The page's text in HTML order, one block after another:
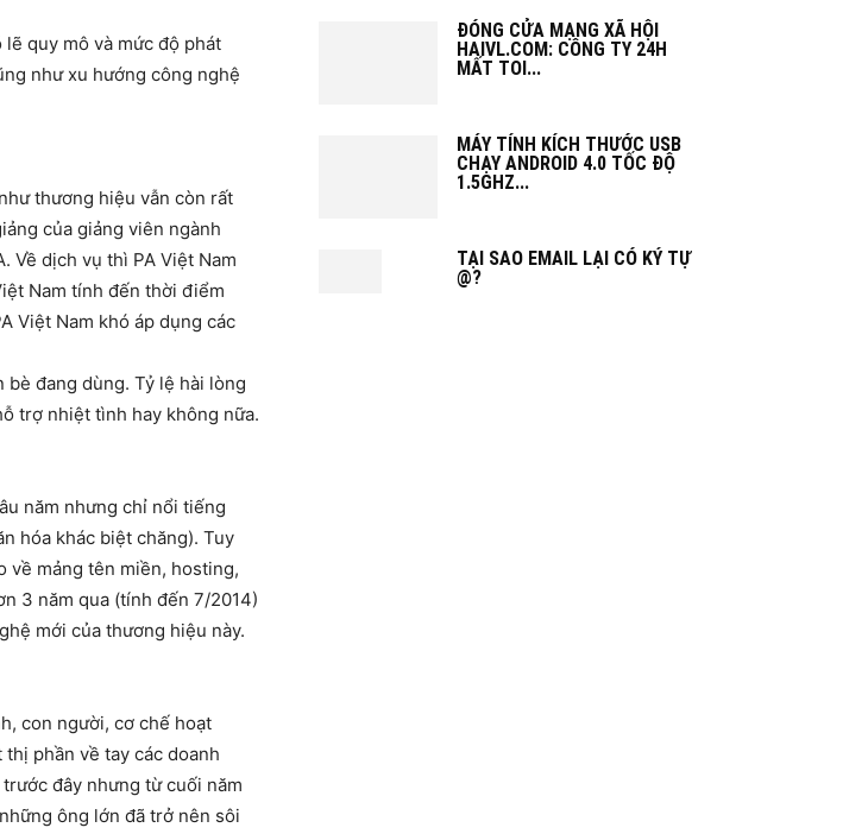
quy mô và mức độ phát
như xu hướng công nghệ
thương hiệu vẫn còn rất
của giảng viên ngành
Về dịch vụ thì PA Việt Nam
Nam tính đến thời điểm
Việt Nam khó áp dụng các
bè đang dùng. Tỷ lệ hài lòng
trợ nhiệt tình hay không nữa.
năm nhưng chỉ nổi tiếng
hóa khác biệt chăng). Tuy
về mảng tên miền, hosting,
3 năm qua (tính đến 7/2014)
mới của thương hiệu này.
con người, cơ chế hoạt
phần về tay các doanh
đây nhưng từ cuối năm
ông lớn đã trở nên sôi
ĐÓNG CỬA MẠNG XÃ HỘI
HAIVL.COM: CÔNG TY 24H
MẤT TOI...
MÁY TÍNH KÍCH THƯỚC USB
CHẠY ANDROID 4.0 TỐC ĐỘ
1.5GHZ...
TẠI SAO EMAIL LẠI CÓ KÝ TỰ
@?